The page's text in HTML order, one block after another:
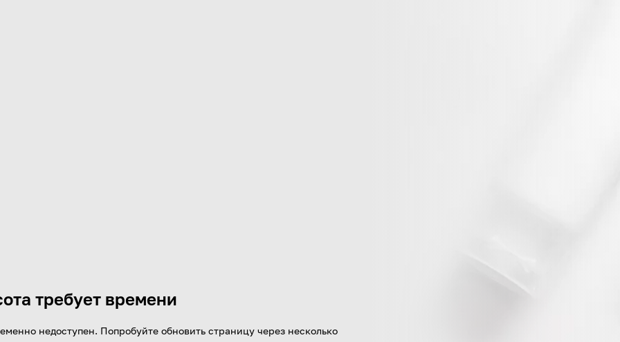
требует времени
недоступен. Попробуйте обновить страницу через несколько